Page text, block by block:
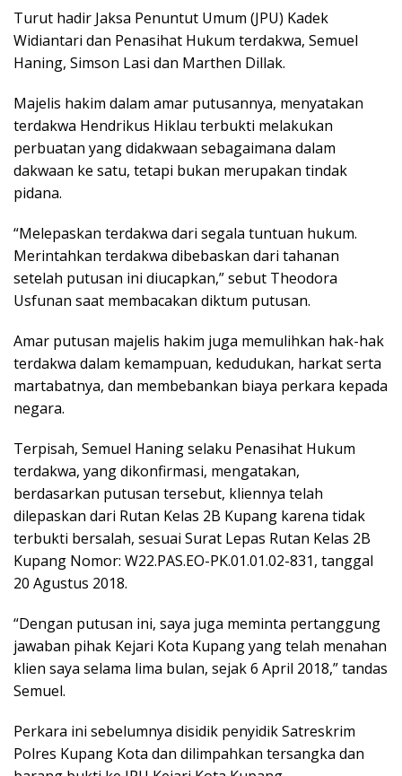
Turut hadir Jaksa Penuntut Umum (JPU) Kadek
Widiantari dan Penasihat Hukum terdakwa, Semuel
Haning, Simson Lasi dan Marthen Dillak.
Majelis hakim dalam amar putusannya, menyatakan
terdakwa Hendrikus Hiklau terbukti melakukan
perbuatan yang didakwaan sebagaimana dalam
dakwaan ke satu, tetapi bukan merupakan tindak
pidana.
“Melepaskan terdakwa dari segala tuntuan hukum.
Merintahkan terdakwa dibebaskan dari tahanan
setelah putusan ini diucapkan,” sebut Theodora
Usfunan saat membacakan diktum putusan.
Amar putusan majelis hakim juga memulihkan hak-hak
terdakwa dalam kemampuan, kedudukan, harkat serta
martabatnya, dan membebankan biaya perkara kepada
negara.
Terpisah, Semuel Haning selaku Penasihat Hukum
terdakwa, yang dikonfirmasi, mengatakan,
berdasarkan putusan tersebut, kliennya telah
dilepaskan dari Rutan Kelas 2B Kupang karena tidak
terbukti bersalah, sesuai Surat Lepas Rutan Kelas 2B
Kupang Nomor: W22.PAS.EO-PK.01.01.02-831, tanggal
20 Agustus 2018.
“Dengan putusan ini, saya juga meminta pertanggung
jawaban pihak Kejari Kota Kupang yang telah menahan
klien saya selama lima bulan, sejak 6 April 2018,” tandas
Semuel.
Perkara ini sebelumnya disidik penyidik Satreskrim
Polres Kupang Kota dan dilimpahkan tersangka dan